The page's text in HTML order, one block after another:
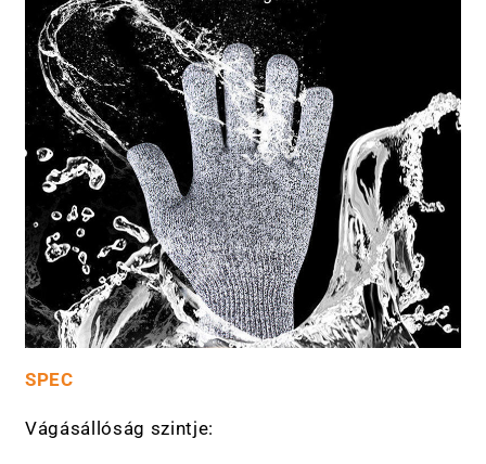
SPEC
Vágásállóság szintje: